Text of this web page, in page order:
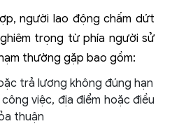
người lao động chấm dứt
trọng từ phía người sử
thường gặp bao gồm:
trả lương không đúng hạn
việc, địa điểm hoặc điều
thuận